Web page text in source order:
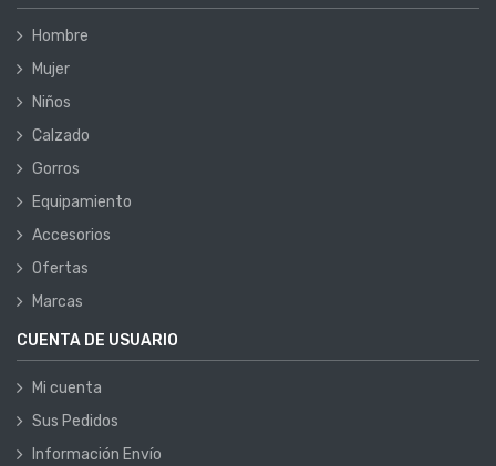
Hombre
Mujer
Niños
Calzado
Gorros
Equipamiento
Accesorios
Ofertas
Marcas
CUENTA DE USUARIO
Mi cuenta
Sus Pedidos
Información Envío